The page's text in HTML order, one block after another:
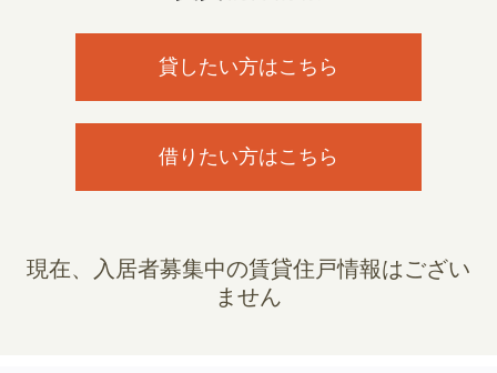
貸したい方はこちら
借りたい方はこちら
現在、入居者募集中の賃貸住戸情報はござい
ません